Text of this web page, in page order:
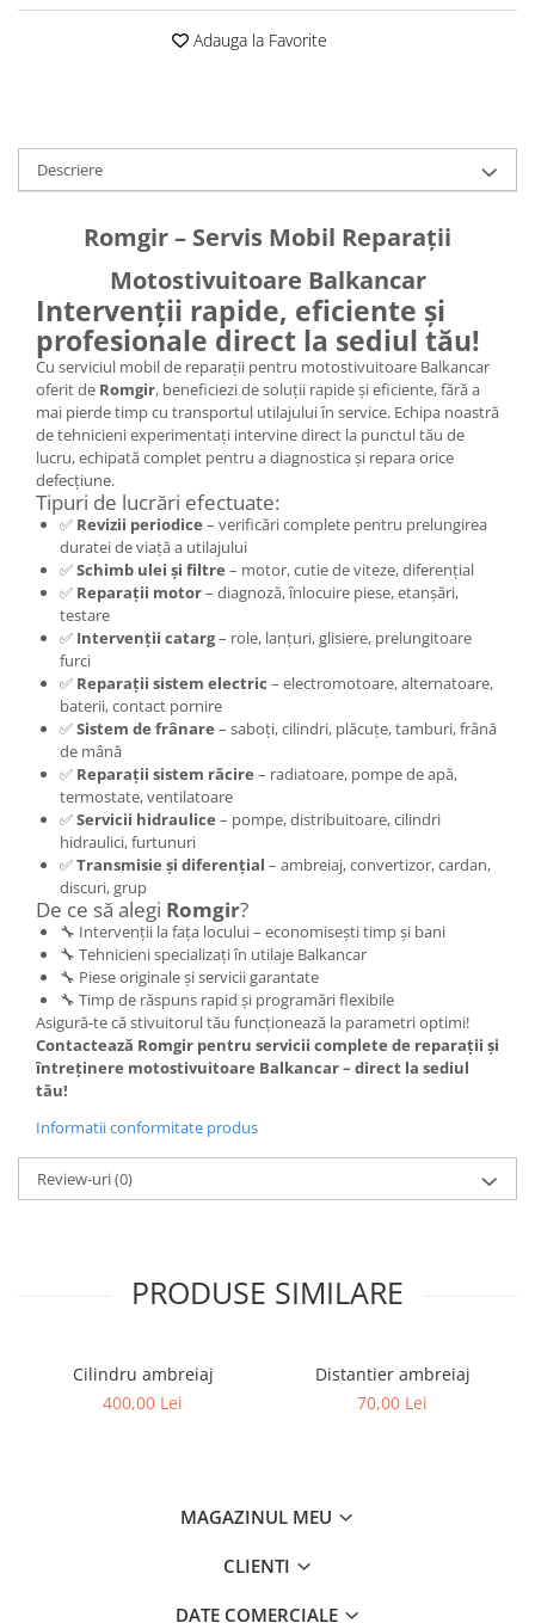
Caseta Directie
Pivoți Direcție
Sistem Electric
Bujii Motostivuitoare
Contact Pornire
Electromotoare Stivuitor
Lampi Faruri si Proiectoare
Piese Electrice Motostivuitor
Sistem Franare
Cilindrii Frana
Frana de Mana
Piese Frane Stivuitor
Pistoane Frana
Placute de Frana
Pompe Frana
Saboti Frana
Tamburi Frana
Sistem Hidraulic
Distribuitoare Hidraulice
Pompe Hidraulice
Sistem Hidraulic Motostivuitor
Sistem Racire
Piese Racire
Pompe Apa
Radiatoare Racire
Termostate Răcire
Ventilatoare Răcire
Intretinere Balkancar
Acumulatori / Baterii
Baterii 12 Volti
Filtre
Filtre Aer
Filtre Combustibil
Filtre Hidraulice
Uleiuri si Lubrifianti
Ulei Motor
Anvelope Balkancar
Servis Mobil Stivuitoare
Adauga la Favorite
Descriere
Romgir – Servis Mobil Reparații
Motostivuitoare Balkancar
Intervenții rapide, eficiente și
profesionale direct la sediul tău!
Cu serviciul mobil de reparații pentru motostivuitoare Balkancar
oferit de Romgir, beneficiezi de soluții rapide și eficiente, fără a
mai pierde timp cu transportul utilajului în service. Echipa noastră
de tehnicieni experimentați intervine direct la punctul tău de
lucru, echipată complet pentru a diagnostica și repara orice
defecțiune.
Tipuri de lucrări efectuate:
✅ Revizii periodice – verificări complete pentru prelungirea
duratei de viață a utilajului
✅Schimb ulei și filtre – motor, cutie de viteze, diferențial
✅ Reparații motor– diagnoză, înlocuire piese, etanșări,
testare
✅ Intervenții catarg– role, lanțuri, glisiere, prelungitoare
furci
✅ Reparații sistem electric – electromotoare, alternatoare,
baterii, contact pornire
✅Sistem de frânare – saboți, cilindri, plăcuțe, tamburi, frână
de mână
✅ Reparații sistem răcire – radiatoare, pompe de apă,
termostate, ventilatoare
✅Servicii hidraulice – pompe, distribuitoare, cilindri
hidraulici, furtunuri
✅Transmisie și diferențial – ambreiaj, convertizor, cardan,
discuri, grup
De ce să alegi Romgir?
🔧 Intervenții la fața locului – economisești timp și bani
🔧 Tehnicieni specializați în utilaje Balkancar
🔧 Piese originale și servicii garantate
🔧 Timp de răspuns rapid și programări flexibile
Asigură-te că stivuitorul tău funcționează la parametri optimi!
Contactează Romgir pentru servicii complete de reparații și
întreținere motostivuitoare Balkancar – direct la sediul
tău!
Informatii conformitate produs
Review-uri(0)
PRODUSE SIMILARE
Cilindru ambreiaj
400,00 Lei
Distantier ambreiaj
70,00 Lei
MAGAZINUL MEU
CLIENTI
DATE COMERCIALE